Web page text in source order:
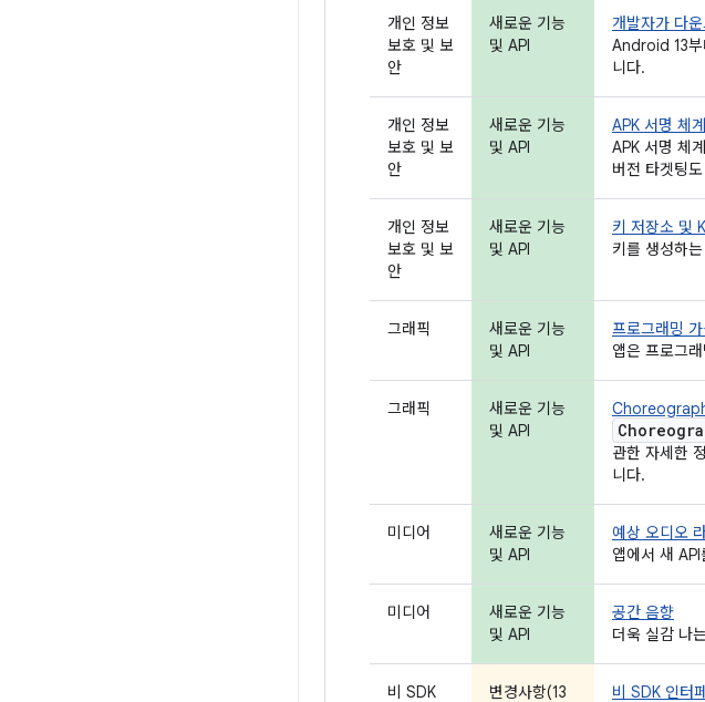
개인 정보
보호 및 보
안
새로운 기능
및 API
개발자가 다
Android 13부
니다.
개인 정보
보호 및 보
안
새로운 기능
및 API
APK 서명 체
APK 서명 체
버전 타겟팅
개인 정보
보호 및 보
안
새로운 기능
및 API
키 저장소 및
키를 생성하
그래픽
새로운 기능
및 API
프로그래밍
앱은 프로그
그래픽
새로운 기능
및 API
관한 자세한
니다.
미디어
새로운 기능
및 API
예상 오디오
앱에서 새
미디어
새로운 기능
및 API
공간 음향
더욱 실감 나
비 SDK 변경사항(13 비 SDK 인터